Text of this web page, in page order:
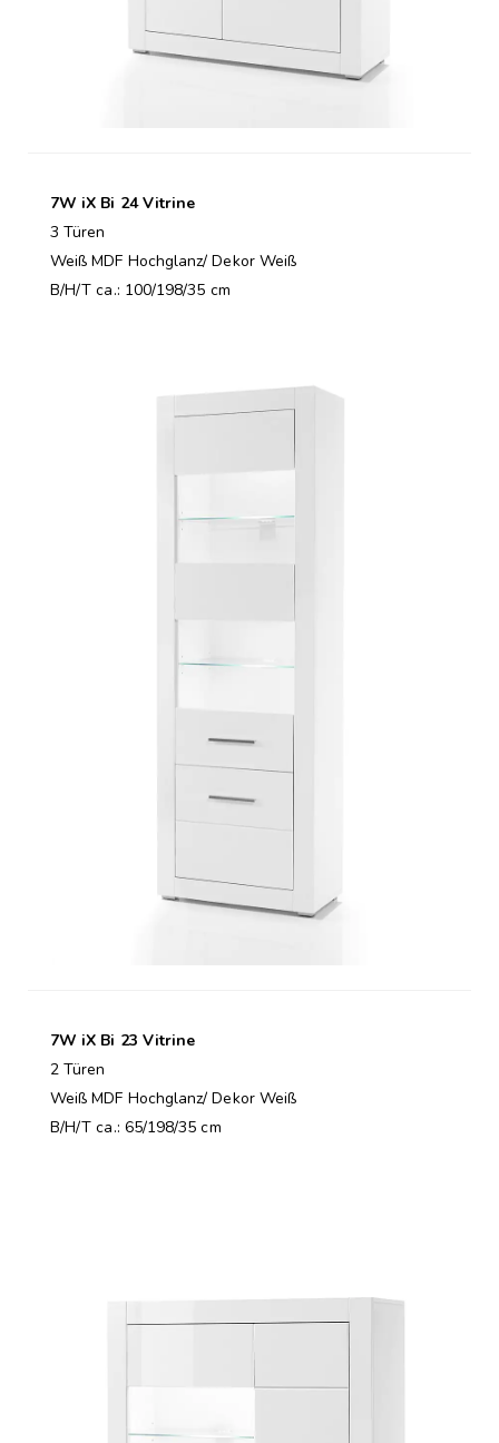
7W iX Bi 24 Vitrine
3 Türen
Weiß MDF Hochglanz/ Dekor Weiß
B/H/T ca.: 100/198/35 cm
7W iX Bi 23 Vitrine
2 Türen
Weiß MDF Hochglanz/ Dekor Weiß
B/H/T ca.: 65/198/35 cm